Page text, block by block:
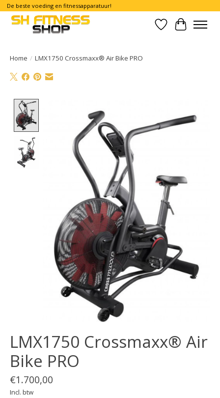
De beste voeding en fitnessapparatuur!
Verlanglijst
Home / LMX1750 Crossmaxx® Air Bike PRO
LMX1750 Crossmaxx® Air
Bike PRO
€1.700,00
Incl. btw